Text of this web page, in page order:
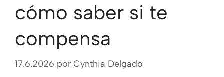
cómo saber si te
compensa
17.6.2026 por Cynthia Delgado